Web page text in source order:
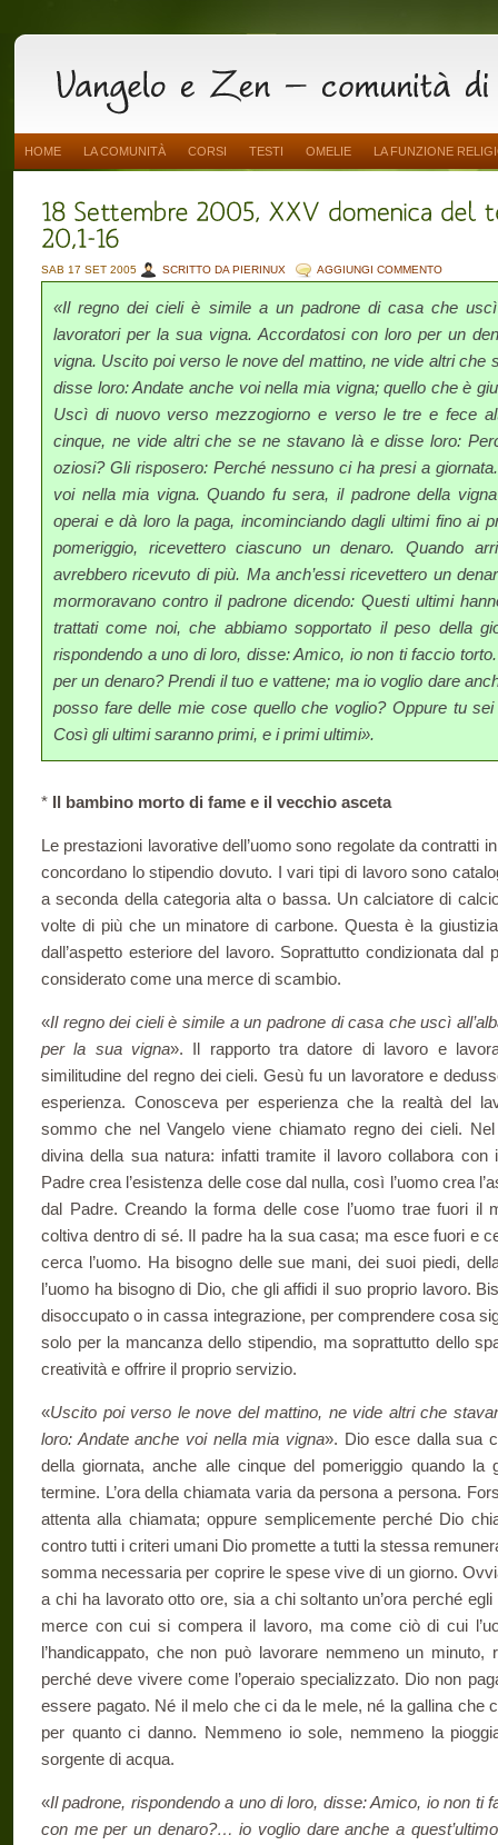
HOME LA COMUNITÀ CORSI TESTI OMELIE LA FUNZIONE
SAB 17 SET 2005 SCRITTO DA PIERINUX AGGIUNGI COMMENTO
«Il regno dei cieli è simile a un padrone di casa che uscì
lavoratori per la sua vigna. Accordatosi con loro per un
vigna. Uscito poi verso le nove del mattino, ne vide altri che
disse loro: Andate anche voi nella mia vigna; quello che è
Uscì di nuovo verso mezzogiorno e verso le tre e fece
cinque, ne vide altri che se ne stavano là e disse loro:
oziosi? Gli risposero: Perché nessuno ci ha presi a
voi nella mia vigna. Quando fu sera, il padrone della
operai e dà loro la paga, incominciando dagli ultimi fino ai
pomeriggio, ricevettero ciascuno un denaro. Quando
avrebbero ricevuto di più. Ma anch’essi ricevettero un
mormoravano contro il padrone dicendo: Questi ultimi
trattati come noi, che abbiamo sopportato il peso della
rispondendo a uno di loro, disse: Amico, io non ti faccio
per un denaro? Prendi il tuo e vattene; ma io voglio dare
posso fare delle mie cose quello che voglio? Oppure tu
Così gli ultimi saranno primi, e i primi ultimi».
* Il bambino morto di fame e il vecchio asceta
Le prestazioni lavorative dell’uomo sono regolate da contratti
concordano lo stipendio dovuto. I vari tipi di lavoro sono
a seconda della categoria alta o bassa. Un calciatore di
volte di più che un minatore di carbone. Questa è la
dall’aspetto esteriore del lavoro. Soprattutto condizionata
considerato come una merce di scambio.
«Il regno dei cieli è simile a un padrone di casa che uscì
per la sua vigna». Il rapporto tra datore di lavoro e
similitudine del regno dei cieli. Gesù fu un lavoratore e
esperienza. Conosceva per esperienza che la realtà del
sommo che nel Vangelo viene chiamato regno dei cieli. Nel
divina della sua natura: infatti tramite il lavoro collabora
Padre crea l’esistenza delle cose dal nulla, così l’uomo crea
dal Padre. Creando la forma delle cose l’uomo trae fuori il
coltiva dentro di sé. Il padre ha la sua casa; ma esce fuori e
cerca l’uomo. Ha bisogno delle sue mani, dei suoi piedi,
l’uomo ha bisogno di Dio, che gli affidi il suo proprio lavoro.
disoccupato o in cassa integrazione, per comprendere cosa
solo per la mancanza dello stipendio, ma soprattutto dello
creatività e offrire il proprio servizio.
«Uscito poi verso le nove del mattino, ne vide altri che
loro: Andate anche voi nella mia vigna». Dio esce dalla sua
della giornata, anche alle cinque del pomeriggio quando la
termine. L’ora della chiamata varia da persona a persona.
attenta alla chiamata; oppure semplicemente perché Dio
contro tutti i criteri umani Dio promette a tutti la stessa
somma necessaria per coprire le spese vive di un giorno.
a chi ha lavorato otto ore, sia a chi soltanto un’ora perché
merce con cui si compera il lavoro, ma come ciò di cui
l’handicappato, che non può lavorare nemmeno un
perché deve vivere come l’operaio specializzato. Dio non
essere pagato. Né il melo che ci da le mele, né la gallina che
per quanto ci danno. Nemmeno io sole, nemmeno la
sorgente di acqua.
«Il padrone, rispondendo a uno di loro, disse: Amico, io non ti
con me per un denaro?… io voglio dare anche a